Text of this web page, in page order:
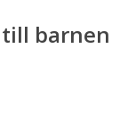
barnen